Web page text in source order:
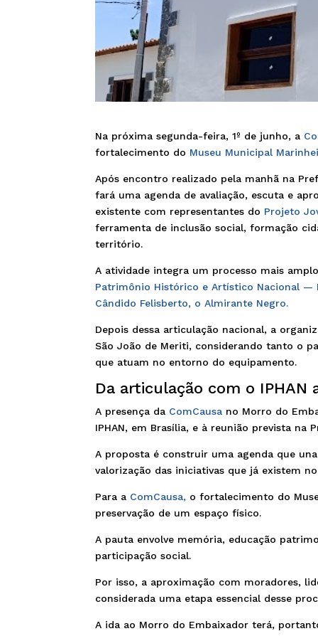
Na próxima segunda-feira, 1º de junho, a
fortalecimento do Museu Municipal
Após encontro realizado pela manhã na
fará uma agenda de avaliação, escuta e
existente com representantes do Projeto
ferramenta de inclusão social, formação
território.
A atividade integra um processo mais
Patrimônio Histórico e Artístico Nacional —
Cândido Felisberto, o Almirante Negro.
Depois dessa articulação nacional, a
São João de Meriti, considerando tanto o
que atuam no entorno do equipamento.
Da articulação com o
A presença da ComCausa no Morro do
IPHAN, em Brasília, e à reunião prevista na
A proposta é construir uma agenda que
valorização das iniciativas que já existem
Para a ComCausa, o fortalecimento do
preservação de um espaço físico.
A pauta envolve memória, educação
participação social.
Por isso, a aproximação com moradores,
considerada uma etapa essencial desse
A ida ao Morro do Embaixador terá,